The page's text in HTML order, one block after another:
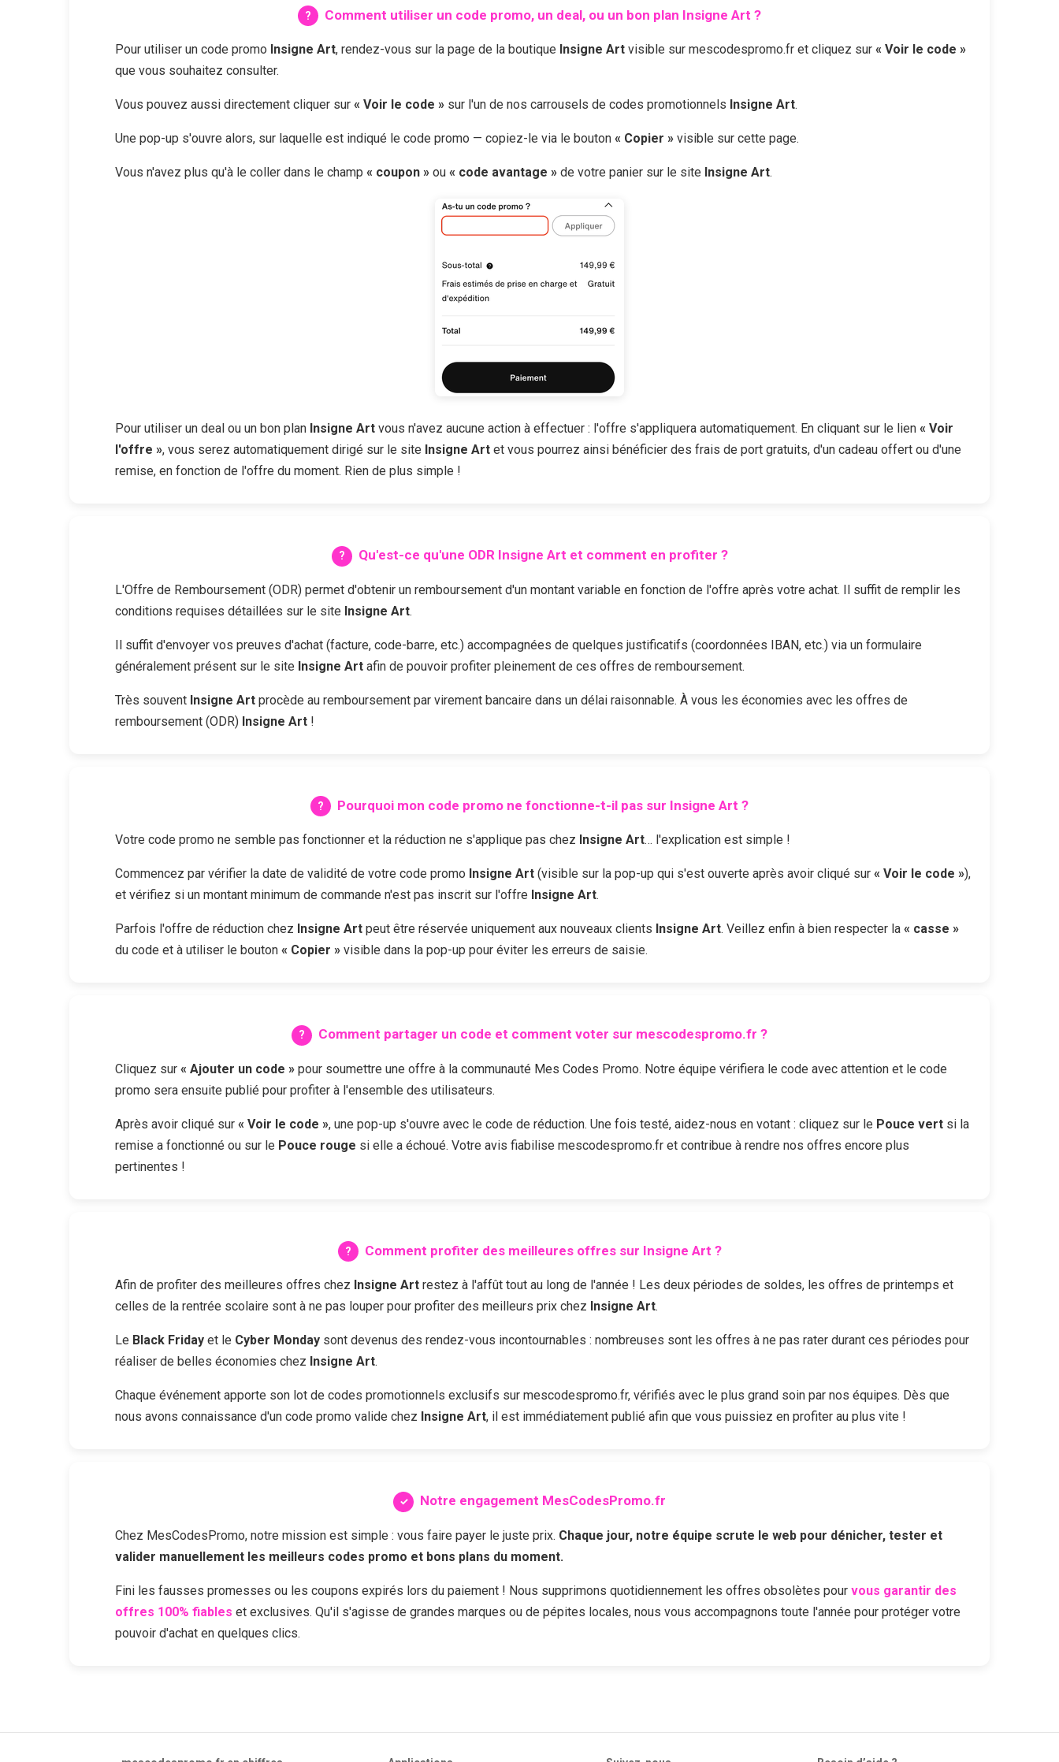
Comment utiliser un code promo, un deal, ou un bon plan Insigne Art ?
Pour utiliser un code promo Insigne Art, rendez-vous sur la page de la boutique Insigne Art visible sur mescodespromo.fr et cliquez sur « Voir le code »
que vous souhaitez consulter.
Vous pouvez aussi directement cliquer sur « Voir le code » sur l'un de nos carrousels de codes promotionnels Insigne Art.
Une pop-up s'ouvre alors, sur laquelle est indiqué le code promo — copiez-le via le bouton « Copier » visible sur cette page.
Vous n'avez plus qu'à le coller dans le champ « coupon » ou « code avantage » de votre panier sur le site Insigne Art.
Pour utiliser un deal ou un bon plan Insigne Art vous n'avez aucune action à effectuer : l'offre s'appliquera automatiquement. En cliquant sur le lien « Voir
l'offre », vous serez automatiquement dirigé sur le site Insigne Art et vous pourrez ainsi bénéficier des frais de port gratuits, d'un cadeau offert ou d'une
remise, en fonction de l'offre du moment. Rien de plus simple !
Qu'est-ce qu'une ODR Insigne Art et comment en profiter ?
L'Offre de Remboursement (ODR) permet d'obtenir un remboursement d'un montant variable en fonction de l'offre après votre achat. Il suffit de remplir les
conditions requises détaillées sur le site Insigne Art.
Il suffit d'envoyer vos preuves d'achat (facture, code-barre, etc.) accompagnées de quelques justificatifs (coordonnées IBAN, etc.) via un formulaire
généralement présent sur le site Insigne Art afin de pouvoir profiter pleinement de ces offres de remboursement.
Très souvent Insigne Art procède au remboursement par virement bancaire dans un délai raisonnable. À vous les économies avec les offres de
remboursement (ODR) Insigne Art !
Pourquoi mon code promo ne fonctionne-t-il pas sur Insigne Art ?
Votre code promo ne semble pas fonctionner et la réduction ne s'applique pas chez Insigne Art… l'explication est simple !
Commencez par vérifier la date de validité de votre code promo Insigne Art (visible sur la pop-up qui s'est ouverte après avoir cliqué sur « Voir le code »),
et vérifiez si un montant minimum de commande n'est pas inscrit sur l'offre Insigne Art.
Parfois l'offre de réduction chez Insigne Art peut être réservée uniquement aux nouveaux clients Insigne Art. Veillez enfin à bien respecter la « casse »
du code et à utiliser le bouton « Copier » visible dans la pop-up pour éviter les erreurs de saisie.
Comment partager un code et comment voter sur mescodespromo.fr ?
Cliquez sur « Ajouter un code » pour soumettre une offre à la communauté Mes Codes Promo. Notre équipe vérifiera le code avec attention et le code
promo sera ensuite publié pour profiter à l'ensemble des utilisateurs.
Après avoir cliqué sur « Voir le code », une pop-up s'ouvre avec le code de réduction. Une fois testé, aidez-nous en votant : cliquez sur le Pouce vert si la
remise a fonctionné ou sur le Pouce rouge si elle a échoué. Votre avis fiabilise mescodespromo.fr et contribue à rendre nos offres encore plus
pertinentes !
Comment profiter des meilleures offres sur Insigne Art ?
Afin de profiter des meilleures offres chez Insigne Art restez à l'affût tout au long de l'année ! Les deux périodes de soldes, les offres de printemps et
celles de la rentrée scolaire sont à ne pas louper pour profiter des meilleurs prix chez Insigne Art.
Le Black Friday et le Cyber Monday sont devenus des rendez-vous incontournables : nombreuses sont les offres à ne pas rater durant ces périodes pour
réaliser de belles économies chez Insigne Art.
Chaque événement apporte son lot de codes promotionnels exclusifs sur mescodespromo.fr, vérifiés avec le plus grand soin par nos équipes. Dès que
nous avons connaissance d'un code promo valide chez Insigne Art, il est immédiatement publié afin que vous puissiez en profiter au plus vite !
Notre engagement MesCodesPromo.fr
Chez MesCodesPromo, notre mission est simple : vous faire payer le juste prix. Chaque jour, notre équipe scrute le web pour dénicher, tester et
valider manuellement les meilleurs codes promo et bons plans du moment.
Fini les fausses promesses ou les coupons expirés lors du paiement ! Nous supprimons quotidiennement les offres obsolètes pour vous garantir des
offres 100% fiables et exclusives. Qu'il s'agisse de grandes marques ou de pépites locales, nous vous accompagnons toute l'année pour protéger votre
pouvoir d'achat en quelques clics.